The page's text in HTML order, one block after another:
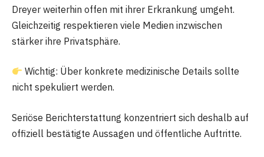
Dreyer weiterhin offen mit ihrer Erkrankung umgeht.
Gleichzeitig respektieren viele Medien inzwischen
stärker ihre Privatsphäre.
Wichtig: Über konkrete medizinische Details sollte
nicht spekuliert werden.
Seriöse Berichterstattung konzentriert sich deshalb auf
offiziell bestätigte Aussagen und öffentliche Auftritte.